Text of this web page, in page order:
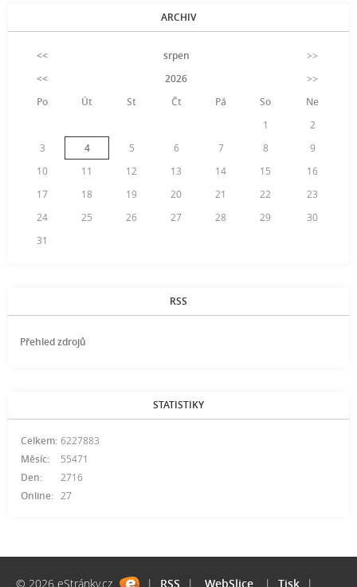
ARCHIV
<< srpen
>>
<<
2026
>>
Po
Út St Čt Pá So
Ne
1
2
3
4 5 6 7 8
9
10
11 12 13 14 15
16
17
18 19 20 21 22
23
24
25 26 27 28 29
30
31
RSS
Přehled zdrojů
STATISTIKY
Online: 27
Celkem: 6227883
Měsíc:
55471
Den:
2716
© 2026 eStránky.cz | RSS | WebSlice | Tisk |